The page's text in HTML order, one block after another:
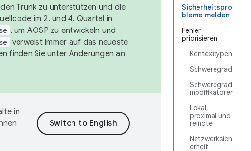
Sicherheitspro
bleme melden
Fehler
priorisieren
Kontexttypen
Schweregrad
Schweregrad
modifikatoren
Lokal,
proximal und
remote
Netzwerksich
erheit
Trunk zu unterstützen und die
im 2. und 4. Quartal in
, um AOSP zu entwickeln und
verweist immer auf das neueste
finden Sie unter Änderungen an
in